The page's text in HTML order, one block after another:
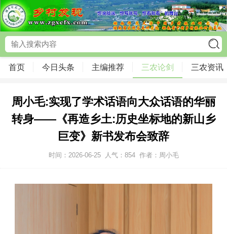
首页 今日头条 主编推荐 三农论剑 三农资讯
周小毛:实现了学术话语向大众话语的华丽
转身——《再造乡土:历史坐标地的新山乡
巨变》新书发布会致辞
时间：2026-06-25 人气： 854 作者：周小毛